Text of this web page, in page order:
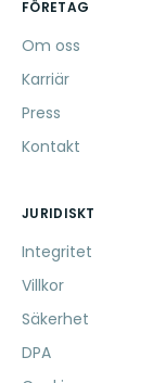
FÖRETAG
Om oss
Karriär
Press
Kontakt
JURIDISKT
Integritet
Villkor
Säkerhet
DPA